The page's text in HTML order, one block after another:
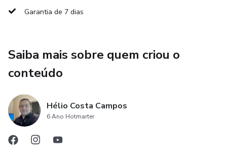
🌙 Como criar uma rotina de sono previsível e relaxante
🏡 Como montar o ambiente perfeito para o descanso
🕯️ O poder das sonecas e como elas afetam o sono noturno
🚫 Os erros mais comuns que atrapalham o sono do bebê
Garantia de 7 dias
Saiba mais sobre quem criou o
conteúdo
Hélio Costa Campos
6 Ano Hotmarter